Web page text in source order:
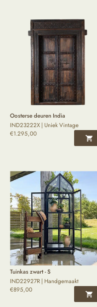
Oosterse deuren India
IND23222X | Uniek Vintage
€1.295,00
Tuinkas zwart - S
IND22927R | Handgemaakt
€895,00